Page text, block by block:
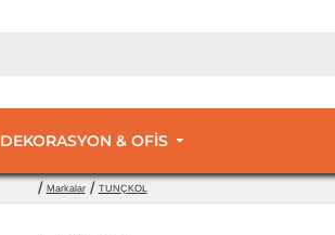
DEKORASYON & OFİS
Markalar TUNÇKOL